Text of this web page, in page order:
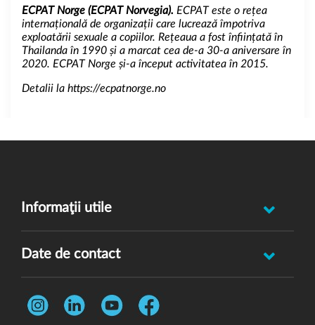
ECPAT Norge (ECPAT Norvegia). ECPAT este o rețea
internațională de organizații care lucrează împotriva
exploatării sexuale a copiilor. Rețeaua a fost înființată în
Thailanda în 1990 și a marcat cea de-a 30-a aniversare în
2020. ECPAT Norge și-a început activitatea în 2015.
Detalii la https://ecpatnorge.no
Informaţii utile
Întrebări frecvente
Date de contact
Str. Rotasului, Nr. 7, Sector 1, Bucuresti, 012167
Telefon:
0731 444 013